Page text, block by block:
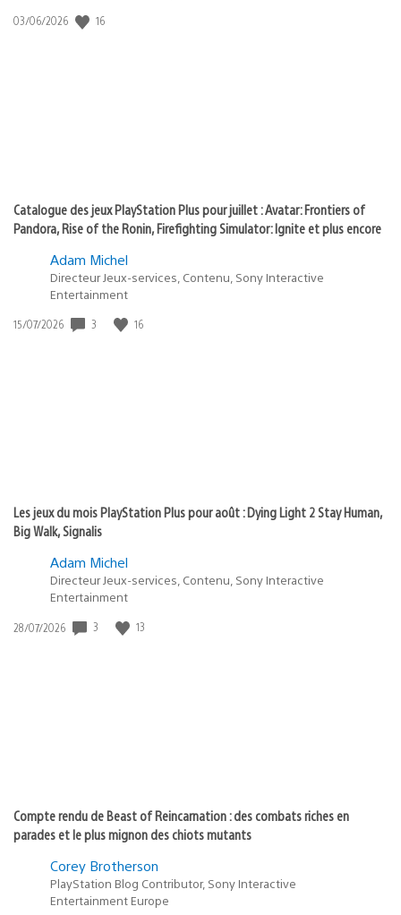
:
Date
03/06/2026 16
Catalogue des jeux PlayStation Plus pour juillet : Avatar: Frontiers of
Pandora, Rise of the Ronin, Firefighting Simulator: Ignite et plus encore
Adam Michel
Directeur Jeux-services, Contenu, Sony Interactive
Entertainment
Date
15/07/2026 3 16
Les jeux du mois PlayStation Plus pour août : Dying Light 2 Stay Human,
Big Walk, Signalis
Adam Michel
Directeur Jeux-services, Contenu, Sony Interactive
Entertainment
Date
28/07/2026 3 13
Compte rendu de Beast of Reincarnation : des combats riches en
parades et le plus mignon des chiots mutants
Corey Brotherson
PlayStation Blog Contributor, Sony Interactive
Entertainment Europe